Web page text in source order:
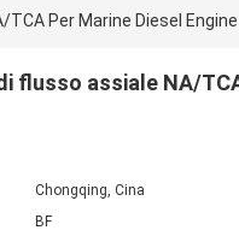
TCA Per Marine Diesel Engine
flusso assiale NA/
Chongqing, Cina
BF